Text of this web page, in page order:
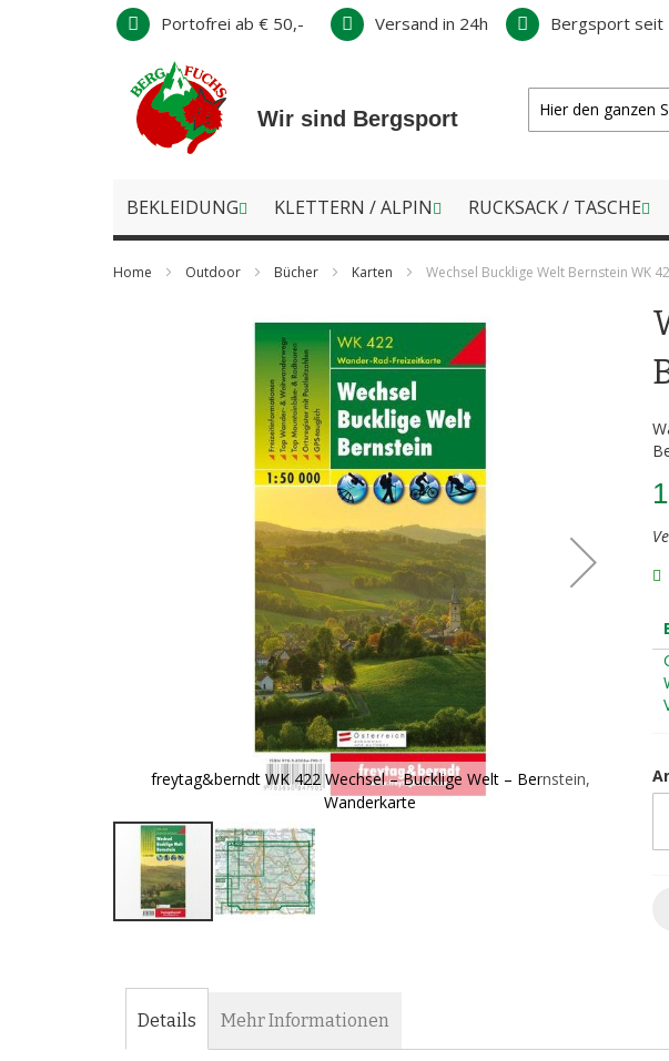
Direkt
Inhalt
Portofrei ab € 50,- Versand in 24h Bergsport seit
Wir sind Bergsport
BEKLEIDUNG KLETTERN / ALPIN RUCKSACK / TASCHE
Home Outdoor Bücher Karten Wechsel Bucklige Welt Bernstein WK
freytag&berndt WK 422 Wechsel – Bucklige Welt – Bernstein,
Wanderkarte
springen
Details Mehr Informationen